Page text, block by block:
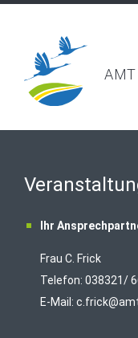
AMT
Ihr
Frau C. Frick
Telefon: 038321/
E-Mail: